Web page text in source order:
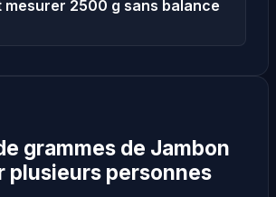
mesurer 2500 g sans balance
grammes de Jambon
plusieurs personnes